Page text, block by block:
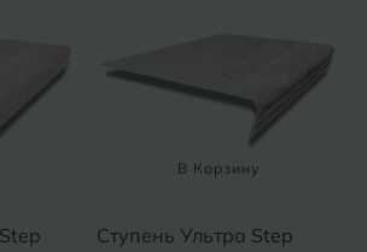
В Корзину
Ступень Ультра Step